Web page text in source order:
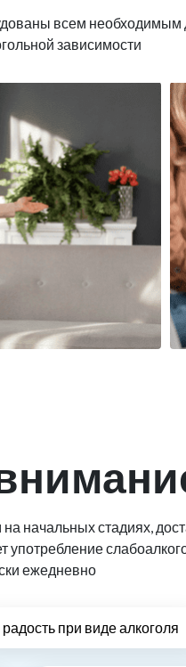
всем необходимым
зависимости
начальных стадиях,
употребление
ежедневно
радость при виде алкоголя